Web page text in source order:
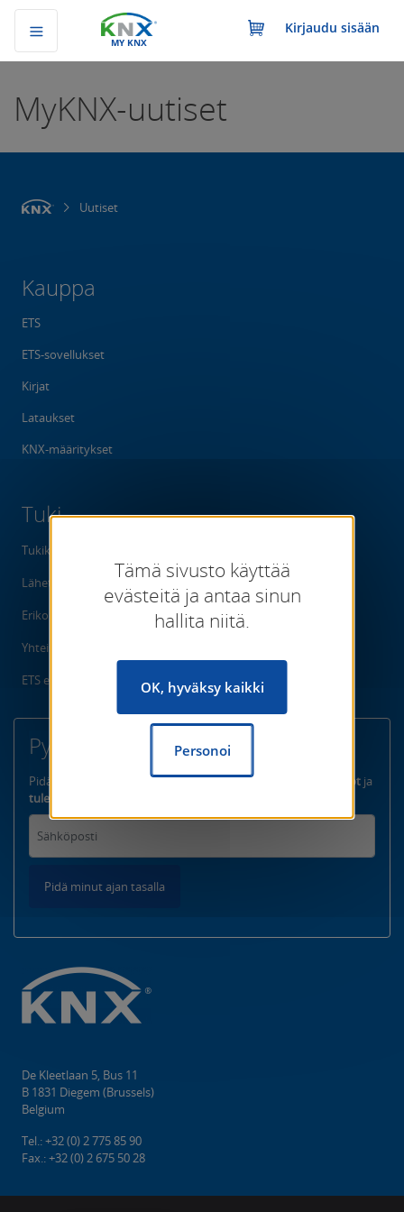
MY KNX
Kirjaudu sisään
MyKNX-uutiset
Uutiset
Kauppa
ETS
ETS-sovellukset
Kirjat
Lataukset
KNX-määritykset
Tuki
Tukikeskus
Lähetä pyyntö
Erikoisartikkelit
Yhteisö
ETS eCampus
Pysy ajan tasalla
Pidä minut ajan tasallatuotejulkaisut, yksinomaiset toiminnot ja
tulevat tapahtumat
Pidä minut ajan tasalla
De Kleetlaan 5, Bus 11
B 1831 Diegem (Brussels)
Belgium
Tel.: +32 (0) 2 775 85 90
Fax.: +32 (0) 2 675 50 28
Tämä sivusto käyttää
evästeitä ja antaa sinun
hallita niitä.
OK, hyväksy kaikki
Personoi